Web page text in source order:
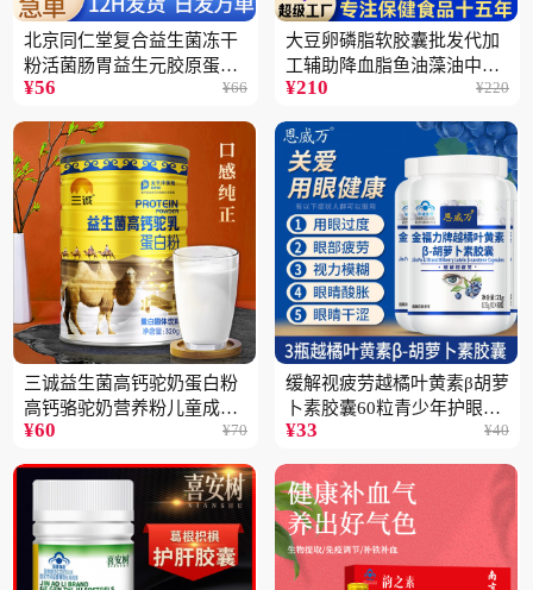
北京同仁堂复合益生菌冻干
粉活菌肠胃益生元胶原蛋白
固体饮料批发3件
¥56 ¥66
大豆卵磷脂软胶囊批发代加
工辅助降血脂鱼油藻油中老
年蓝帽保健品5瓶
¥210 ¥220
三诚益生菌高钙驼奶蛋白粉
高钙骆驼奶营养粉儿童成人
中老年高蛋白4桶
¥60 ¥70
缓解视疲劳越橘叶黄素β胡萝
卜素胶囊60粒青少年护眼中
老年保健品一瓶
¥33 ¥40